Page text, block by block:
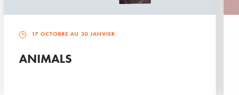
17 OCTOBRE AU 30 JANVIER
ANIMALS